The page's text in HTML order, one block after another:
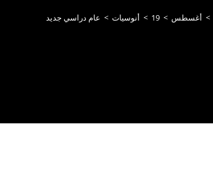
> أغسطس >
19
> أنوسيات > عام دراسي جديد